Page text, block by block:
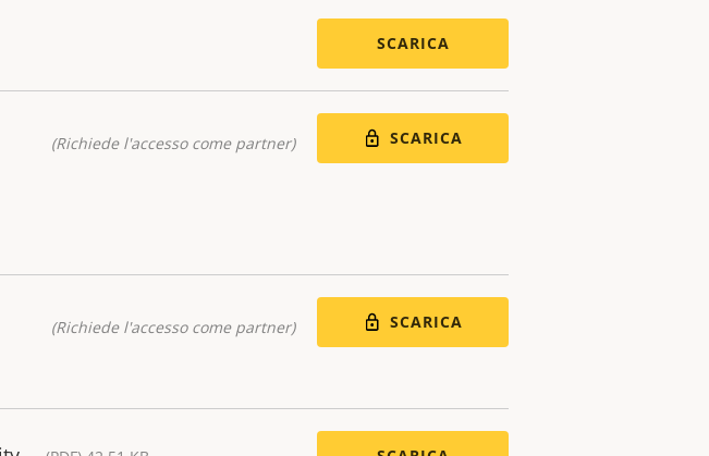
SCARICA
(Richiede l'accesso come partner) SCARICA
(Richiede l'accesso come partner) SCARICA